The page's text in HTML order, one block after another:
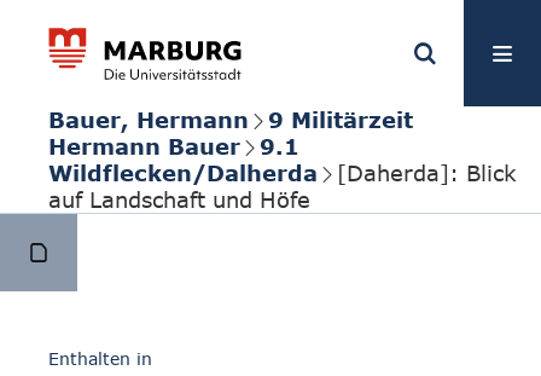
Bauer, Hermann
9 Militärzeit
Hermann Bauer
9.1
Wildflecken/Dalherda
[Daherda]: Blick
auf Landschaft und Höfe
Enthalten in